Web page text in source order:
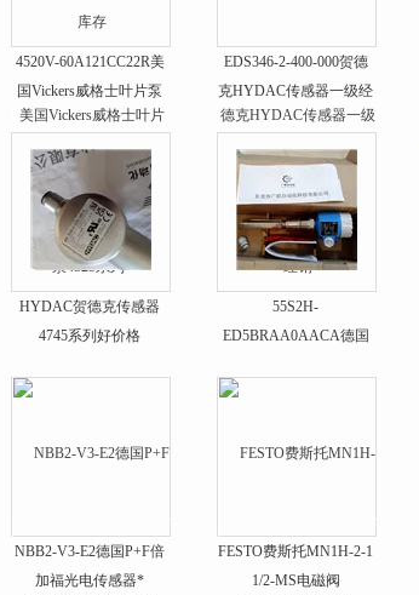
4520V-60A121CC22R美
国Vickers威格士叶片泵
4525系列*
EDS346-2-400-000贺德
克HYDAC传感器一级经
销
HYDAC贺德克传感器
4745系列好价格
55S2H-
ED5BRAA0AACA德国
NBB2-V3-E2德国P+F倍
加福光电传感器*
FESTO费斯托MN1H-2-1
1/2-MS电磁阀